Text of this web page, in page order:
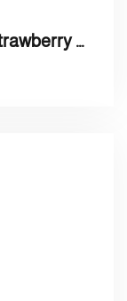
Gold Standard Whey 2.27kg Strawberry / علبة قولد واي بروتين بنكهة فراولة 2.27كجم